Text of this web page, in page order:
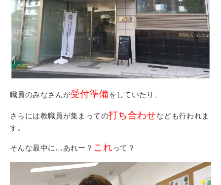
職員のみなさんが受付準備をしていたり、
さらには教職員が集まっての打ち合わせなども行われま
す。
そんな最中に…あれー？ これって？